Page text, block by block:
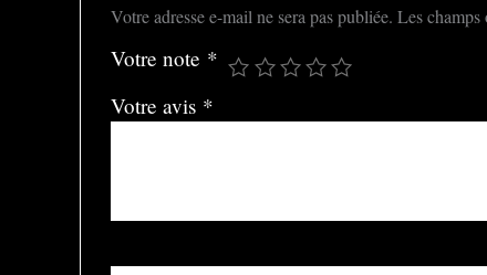
Votre adresse e-mail ne sera pas publiée. Les champs
Votre note *
Votre avis *